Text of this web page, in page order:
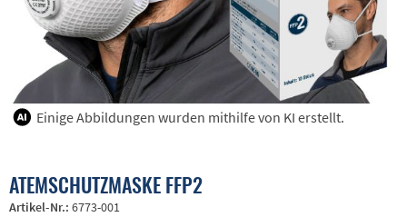
Einige Abbildungen wurden mithilfe von KI erstellt.
ATEMSCHUTZMASKE FFP2
Artikel-Nr.: 6773-001